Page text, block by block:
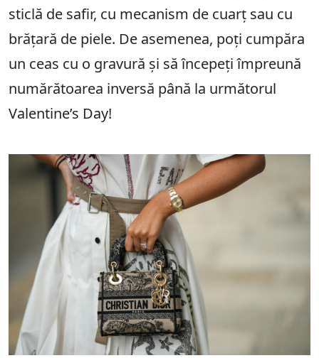
sticlă de safir, cu mecanism de cuarț sau cu
brățară de piele. De asemenea, poți cumpăra
un ceas cu o gravură și să începeți împreună
numărătoarea inversă până la următorul
Valentine’s Day!